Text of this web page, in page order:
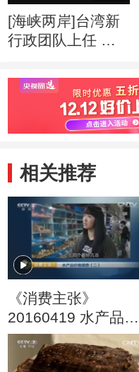
[海峡两岸]台湾新
行政团队上任 面
相关推荐
《消费主张》
20160419 水产品价
格调查（二）